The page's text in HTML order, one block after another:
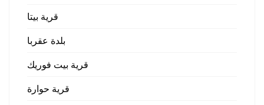
قرية بيتا
بلدة عقربا
قرية بيت فوريك
قرية حوارة